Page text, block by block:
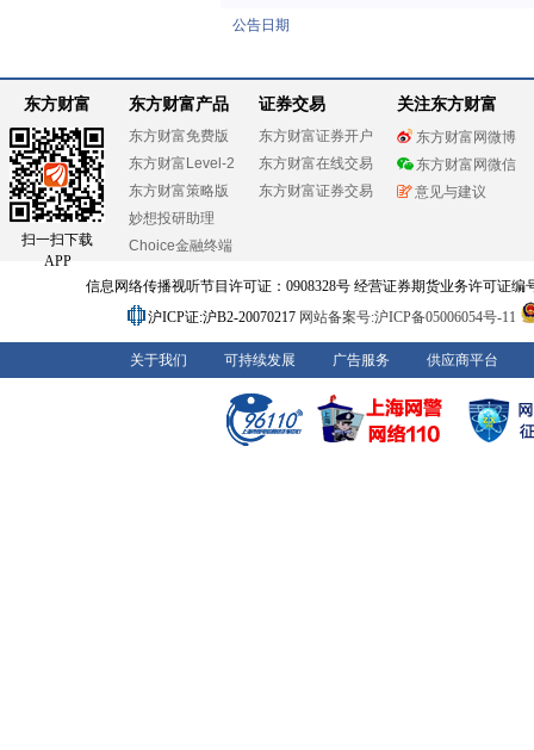
公告日期
东方财富
扫一扫下载
APP
东方财富产品
东方财富免费版
东方财富Level-2
东方财富策略版
妙想投研助理
Choice金融终端
证券交易
东方财富证券开户
东方财富在线交易
东方财富证券交易
关注东方财富
东方财富网微博
东方财富网微信
意见与建议
信息网络传播视听节目许可证：0908328号 经营证券期货业务许可证编
沪ICP证:沪B2-20070217 网站备案号:沪ICP备05006054号-11
关于我们 可持续发展 广告服务 供应商平台